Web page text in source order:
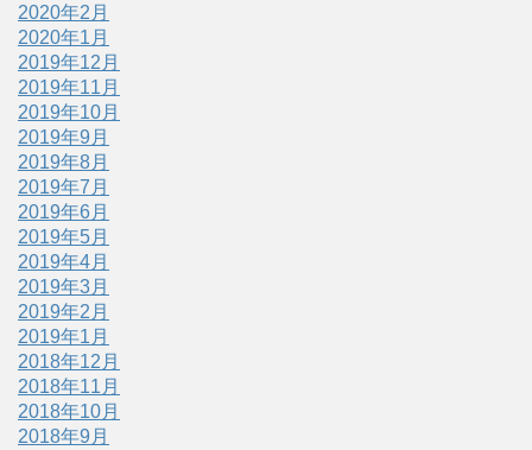
2020年2月
2020年1月
2019年12月
2019年11月
2019年10月
2019年9月
2019年8月
2019年7月
2019年6月
2019年5月
2019年4月
2019年3月
2019年2月
2019年1月
2018年12月
2018年11月
2018年10月
2018年9月